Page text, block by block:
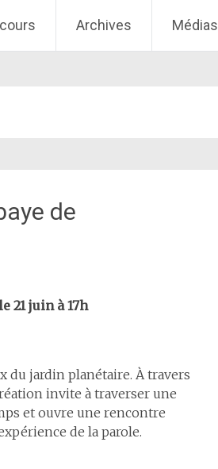
Archives Médias
de
21 juin à 17h
du jardin planétaire. À travers
invite à traverser une
et ouvre une rencontre
de la parole.